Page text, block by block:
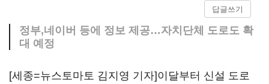
답글쓰기
정부,네이버 등에 정보 제공…자치단체 도로도 확
대 예정
[세종=뉴스토마토 김지영 기자]이달부터 신설 도로